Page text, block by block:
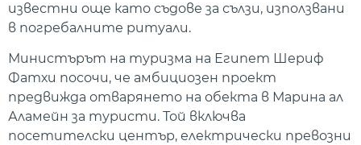
известни още като съдове за сълзи, използвани
в погребалните ритуали.
Министърът на туризма на Египет Шериф
Фатхи посочи, че амбициозен проект
предвижда отварянето на обекта в Марина ал
Аламейн за туристи. Той включва
посетителски център, електрически превозни